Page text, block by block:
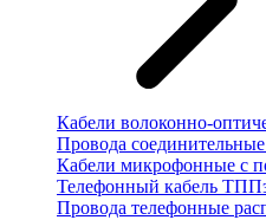
Кабели волоконно-
Провода
Кабели микрофонные с
Телефонный кабель
Провода телефонные